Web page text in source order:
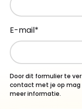
E-mail*
Door dit formulier te
contact met je op mag
meer informatie.